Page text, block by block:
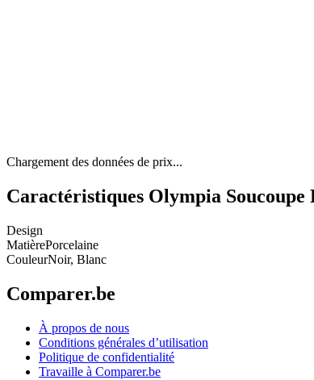
Chargement des données de prix...
Caractéristiques Olympia Soucoupe
Design
MatièrePorcelaine
CouleurNoir, Blanc
Comparer.be
À propos de nous
Conditions générales d’utilisation
Politique de confidentialité
Travaille à Comparer.be